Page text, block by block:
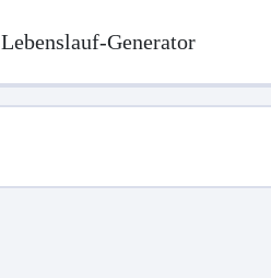
Lebenslauf-Generator